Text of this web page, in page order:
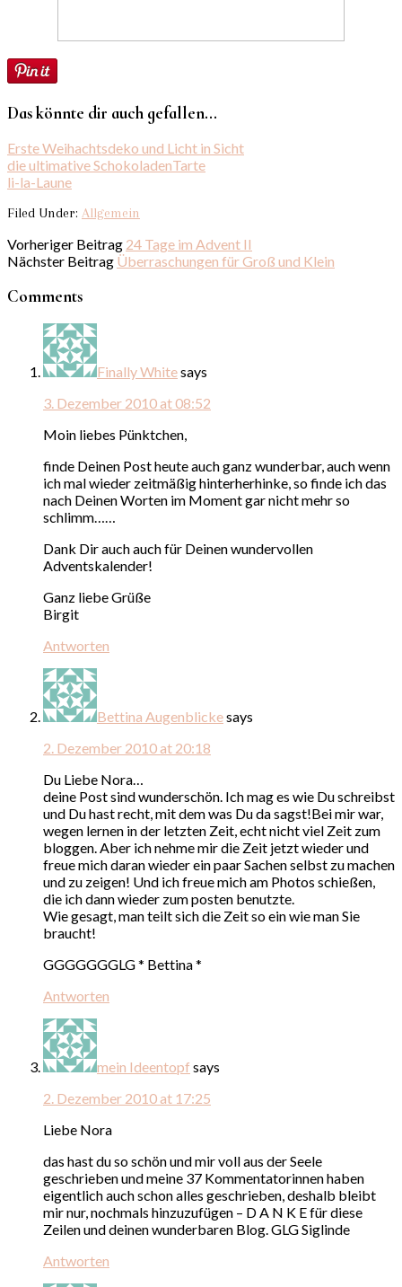
Das könnte dir auch gefallen...
Erste Weihachtsdeko und Licht in Sicht
die ultimative SchokoladenTarte
li-la-Laune
Filed Under: Allgemein
Vorheriger Beitrag 24 Tage im Advent II
Nächster Beitrag Überraschungen für Groß und Klein
Comments
Finally Whitesays
3. Dezember 2010 at 08:52
Moin liebes Pünktchen,
finde Deinen Post heute auch ganz wunderbar, auch wenn
ich mal wieder zeitmäßig hinterherhinke, so finde ich das
nach Deinen Worten im Moment gar nicht mehr so
schlimm……
Dank Dir auch auch für Deinen wundervollen
Adventskalender!
Ganz liebe Grüße
Birgit
Antworten
Bettina Augenblickesays
2. Dezember 2010 at 20:18
Du Liebe Nora…
deine Post sind wunderschön. Ich mag es wie Du schreibst
und Du hast recht, mit dem was Du da sagst!Bei mir war,
wegen lernen in der letzten Zeit, echt nicht viel Zeit zum
bloggen. Aber ich nehme mir die Zeit jetzt wieder und
freue mich daran wieder ein paar Sachen selbst zu machen
und zu zeigen! Und ich freue mich am Photos schießen,
die ich dann wieder zum posten benutzte.
Wie gesagt, man teilt sich die Zeit so ein wie man Sie
braucht!
GGGGGGGLG * Bettina *
Antworten
mein Ideentopf says
2. Dezember 2010 at 17:25
Liebe Nora
das hast du so schön und mir voll aus der Seele
geschrieben und meine 37 Kommentatorinnen haben
eigentlich auch schon alles geschrieben, deshalb bleibt
mir nur, nochmals hinzuzufügen – D A N K E für diese
Zeilen und deinen wunderbaren Blog. GLG Siglinde
Antworten